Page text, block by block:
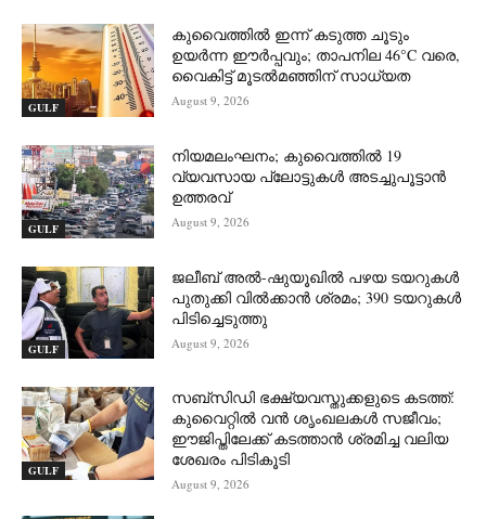
GULF
കുവൈത്തിൽ ഇന്ന് കടുത്ത ചൂടും
ഉയർന്ന ഈർപ്പവും; താപനില 46°C വരെ,
വൈകിട്ട് മൂടൽമഞ്ഞിന് സാധ്യത
August 9, 2026
GULF
നിയമലംഘനം; കുവൈത്തിൽ 19
വ്യവസായ പ്ലോട്ടുകൾ അടച്ചുപൂട്ടാൻ
ഉത്തരവ്
August 9, 2026
GULF
ജലീബ് അൽ-ഷുയൂഖിൽ പഴയ ടയറുകൾ
പുതുക്കി വിൽക്കാൻ ശ്രമം; 390 ടയറുകൾ
പിടിച്ചെടുത്തു
August 9, 2026
GULF
സബ്‌സിഡി ഭക്ഷ്യവസ്തുക്കളുടെ കടത്ത്:
കുവൈറ്റിൽ വൻ ശൃംഖലകൾ സജീവം;
ഈജിപ്തിലേക്ക് കടത്താൻ ശ്രമിച്ച വലിയ
ശേഖരം പിടികൂടി
August 9, 2026